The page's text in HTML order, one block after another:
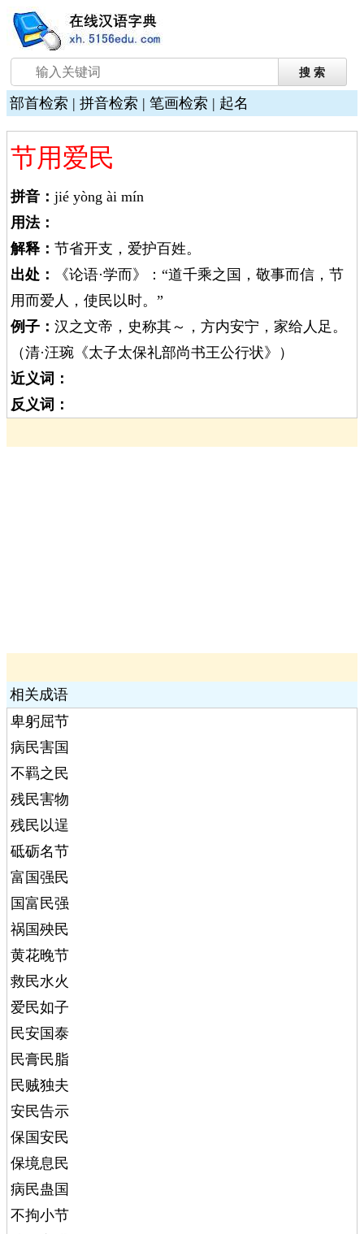
部首检索 | 拼音检索 | 笔画检索 | 起名
节用爱民
拼音： jié yòng ài mín
用法：
解释： 节省开支，爱护百姓。
出处：
《论语·学而》：“道千乘之国，敬事而信，节
用而爱人，使民以时。”
例子： 汉之文帝，史称其～，方内安宁，家给人足。
（清·汪琬《太子太保礼部尚书王公行状》）
近义词：
反义词：
相关成语
卑躬屈节
病民害国
不羁之民
残民害物
残民以逞
砥砺名节
富国强民
国富民强
祸国殃民
黄花晚节
救民水火
爱民如子
民安国泰
民膏民脂
民贼独夫
安民告示
保国安民
保境息民
病民蛊国
不拘小节